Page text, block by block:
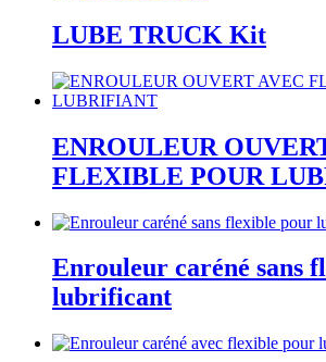
LUBE TRUCK Kit
ENROULEUR
FLEXIBLE POUR
Enrouleur caréné sans
lubrificant